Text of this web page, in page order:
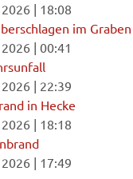
| 18:08
im Graben
|00:41
| 22:39
in Hecke
| 18:18
| 17:49